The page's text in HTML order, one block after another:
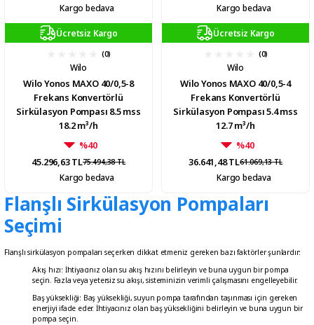
Kargo bedava Kargo bedava
Ücretsiz Kargo
(0)
Wilo
Wilo Yonos MAXO 40/0,5-8
Frekans Konvertörlü
Sirkülasyon Pompası 8.5 mss
18.2 m³/h
%40
45.296,63 TL75.494,38 TL
Kargo bedava
Ücretsiz Kargo
(0)
Wilo
Wilo Yonos MAXO 40/0,5-4
Frekans Konvertörlü
Sirkülasyon Pompası 5.4 mss
12.7 m³/h
%40
36.641,48 TL61.069,13 TL
Kargo bedava
Flanşlı Sirkülasyon Pompaları
Seçimi
Flanşlı sirkülasyon pompaları seçerken dikkat etmeniz gereken bazı faktörler şunlardır:
Akış hızı: İhtiyacınız olan su akış hızını belirleyin ve buna uygun bir pompa
seçin. Fazla veya yetersiz su akışı, sisteminizin verimli çalışmasını engelleyebilir.
Baş yüksekliği: Baş yüksekliği, suyun pompa tarafından taşınması için gereken
enerjiyi ifade eder. İhtiyacınız olan baş yüksekliğini belirleyin ve buna uygun bir
pompa seçin.